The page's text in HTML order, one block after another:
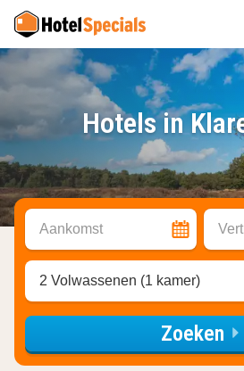
Hotels in
Aankomst
2 Volwassenen (1 kamer)
Zoeken